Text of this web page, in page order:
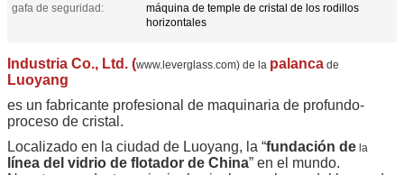
gafa de seguridad:
máquina de temple de cristal de los rodillos
horizontales
Industria Co., Ltd. (www.leverglass.com) de la palanca de
Luoyang
es un fabricante profesional de maquinaria de profundo-
proceso de cristal.
Localizado en la ciudad de Luoyang, la “fundación de la
línea del vidrio de flotador de China” en el mundo.